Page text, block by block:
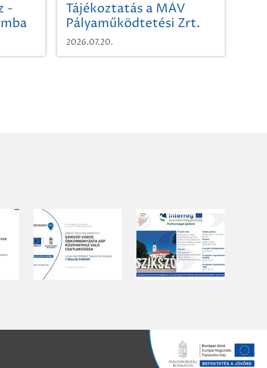
-
Tájékoztatás a MÁV
Pályaműködtetési Zrt.
Területi Igazgatóság
Debrecen-Miskolc
2026.07.20.